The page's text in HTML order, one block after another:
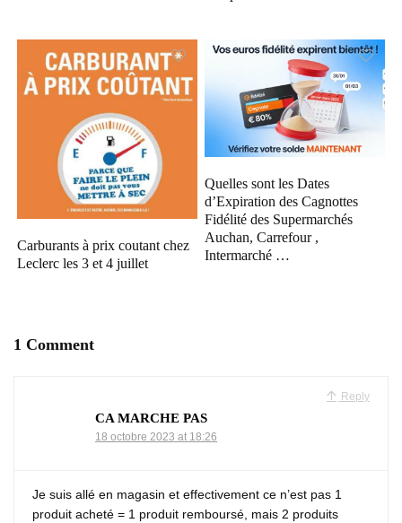
Carburants à prix coutant chez
Leclerc les 3 et 4 juillet
Quelles sont les Dates
d’Expiration des Cagnottes
Fidélité des Supermarchés
Auchan, Carrefour ,
Intermarché …
1 Comment
Reply
CA MARCHE PAS
18 octobre 2023 at 18:26
Je suis allé en magasin et effectivement ce n’est pas 1
produit acheté = 1 produit remboursé, mais 2 produits